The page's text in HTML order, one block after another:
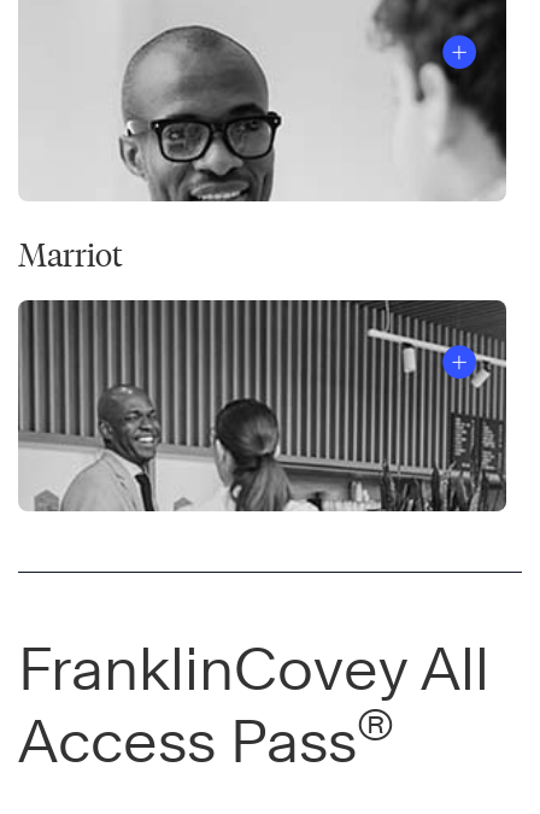
4
Disciplines
of
®
4
Disciplines
Marriot
FranklinCovey All
Access Pass®